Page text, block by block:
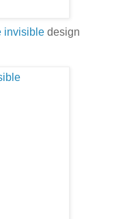
invisible design